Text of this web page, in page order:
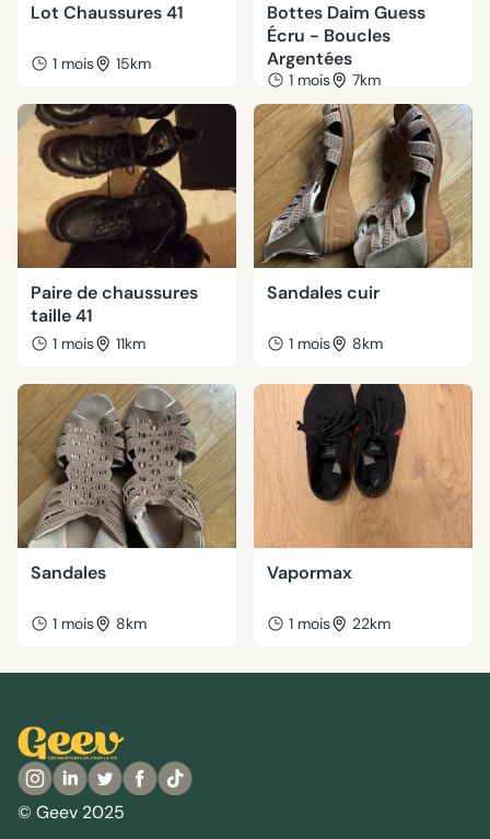
Lot Chaussures 41
1 mois 15km
Bottes Daim Guess
Écru - Boucles
Argentées
1 mois 7km
Paire de chaussures
taille 41
1 mois 11km
Sandales cuir
1 mois 8km
Sandales
1 mois 8km
Vapormax
1 mois 22km
© Geev 2025